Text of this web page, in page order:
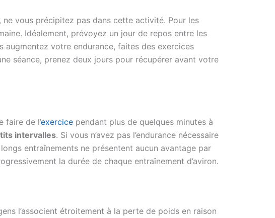
ne vous précipitez pas dans cette activité. Pour les
Idéalement, prévoyez un jour de repos entre les
augmentez votre endurance, faites des exercices
séance, prenez deux jours pour récupérer avant votre
faire de l’exercice pendant plus de quelques minutes à
intervalles. Si vous n’avez pas l’endurance nécessaire
longs entraînements ne présentent aucun avantage par
la durée de chaque entraînement d’aviron.
l’associent étroitement à la perte de poids en raison